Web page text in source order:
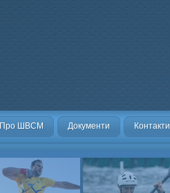
Про ШВСМ Документи Контакти